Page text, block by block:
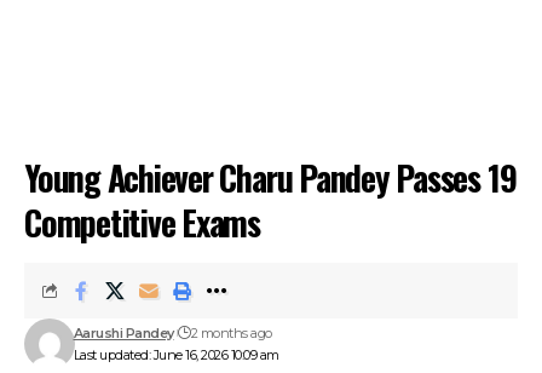
Young Achiever Charu Pandey Passes 19
Competitive Exams
Last updated: June 16, 2026 10:09 am
Aarushi Pandey 2 months ago